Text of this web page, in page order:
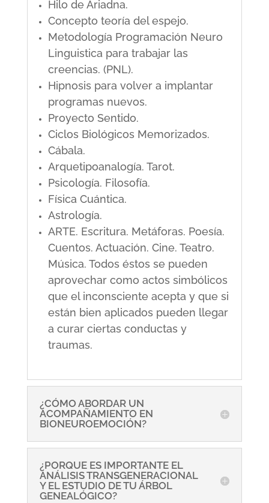
Hilo de Ariadna.
Concepto teoría del espejo.
Metodología Programación Neuro
Linguistica para trabajar las
creencias. (PNL).
Hipnosis para volver a implantar
programas nuevos.
Proyecto Sentido.
Ciclos Biológicos Memorizados.
Cábala.
Arquetipoanalogía. Tarot.
Psicología. Filosofía.
Física Cuántica.
Astrología.
ARTE. Escritura. Metáforas. Poesía.
Cuentos. Actuación. Cine. Teatro.
Música. Todos éstos se pueden
aprovechar como actos simbólicos
que el inconsciente acepta y que si
están bien aplicados pueden llegar
a curar ciertas conductas y
traumas.
¿CÓMO ABORDAR UN
ACOMPAÑAMIENTO EN
BIONEUROEMOCIÓN?
¿PORQUE ES IMPORTANTE EL
ANÁLISIS TRANSGENERACIONAL
Y EL ESTUDIO DE TU ÁRBOL
GENEALÓGICO?